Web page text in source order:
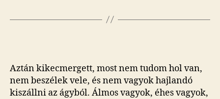
Aztán kikecmergett, most nem tudom hol van,
nem beszélek vele, és nem vagyok hajlandó
kiszállni az ágyból. Álmos vagyok, éhes vagyok,